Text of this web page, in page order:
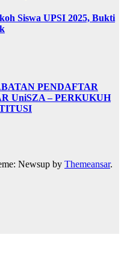
Siswa UPSI 2025, Bukti
PENDAFTAR
UniSZA – PERKUKUH
Newsup by Themeansar.